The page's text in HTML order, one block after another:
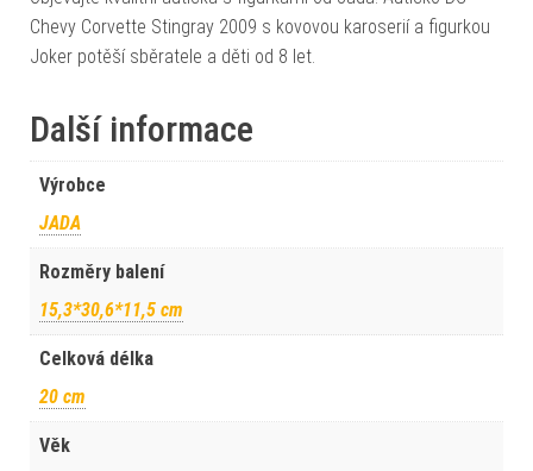
Chevy Corvette Stingray 2009 s kovovou karoserií a figurkou
Joker potěší sběratele a děti od 8 let.
Další informace
Výrobce
JADA
Rozměry balení
15,3*30,6*11,5 cm
Celková délka
20 cm
Věk